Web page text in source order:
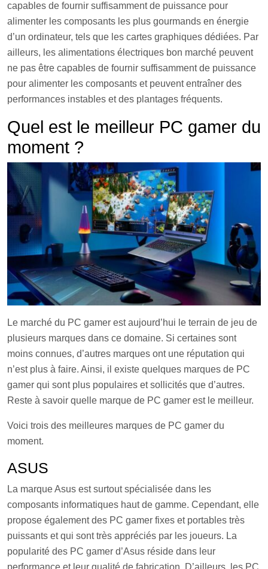
capables de fournir suffisamment de puissance pour
alimenter les composants les plus gourmands en énergie
d’un ordinateur, tels que les cartes graphiques dédiées. Par
ailleurs, les alimentations électriques bon marché peuvent
ne pas être capables de fournir suffisamment de puissance
pour alimenter les composants et peuvent entraîner des
performances instables et des plantages fréquents.
Quel est le meilleur PC gamer du
moment ?
Le marché du PC gamer est aujourd’hui le terrain de jeu de
plusieurs marques dans ce domaine. Si certaines sont
moins connues, d’autres marques ont une réputation qui
n’est plus à faire. Ainsi, il existe quelques marques de PC
gamer qui sont plus populaires et sollicités que d’autres.
Reste à savoir quelle marque de PC gamer est le meilleur.
Voici trois des meilleures marques de PC gamer du
moment.
ASUS
La marque Asus est surtout spécialisée dans les
composants informatiques haut de gamme. Cependant, elle
propose également des PC gamer fixes et portables très
puissants et qui sont très appréciés par les joueurs. La
popularité des PC gamer d’Asus réside dans leur
performance et leur qualité de fabrication. D’ailleurs, les PC